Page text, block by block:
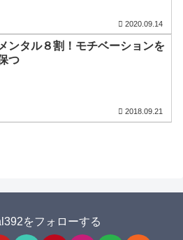
2020.09.14
ンタル８割！モチベーションを
つ
2018.09.21
をフォローする